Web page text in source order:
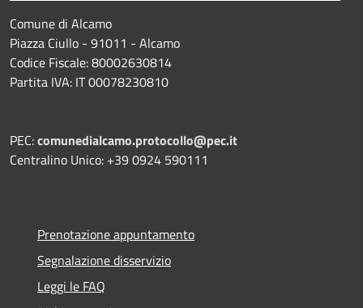
Comune di Alcamo
Piazza Ciullo - 91011 - Alcamo
Codice Fiscale: 80002630814
Partita IVA: IT 00078230810
PEC:comunedialcamo.protocollo@pec.it
Centralino Unico: +39 0924 590111
Prenotazione appuntamento
Segnalazione disservizio
Leggi le FAQ